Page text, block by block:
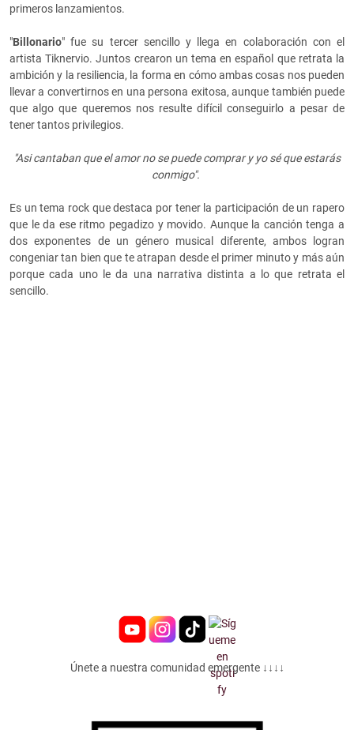
primeros lanzamientos.
"Billonario" fue su tercer sencillo y llega en colaboración con el
artista Tiknervio. Juntos crearon un tema en español que retrata la
ambición y la resiliencia, la forma en cómo ambas cosas nos pueden
llevar a convertirnos en una persona exitosa, aunque también puede
que algo que queremos nos resulte difícil conseguirlo a pesar de
tener tantos privilegios.
"Asi cantaban que el amor no se puede comprar y yo sé que estarás
conmigo".
Es un tema rock que destaca por tener la participación de un rapero
que le da ese ritmo pegadizo y movido. Aunque la canción tenga a
dos exponentes de un género musical diferente, ambos logran
congeniar tan bien que te atrapan desde el primer minuto y más aún
porque cada uno le da una narrativa distinta a lo que retrata el
sencillo.
Únete a nuestra comunidad emergente ↓↓↓↓